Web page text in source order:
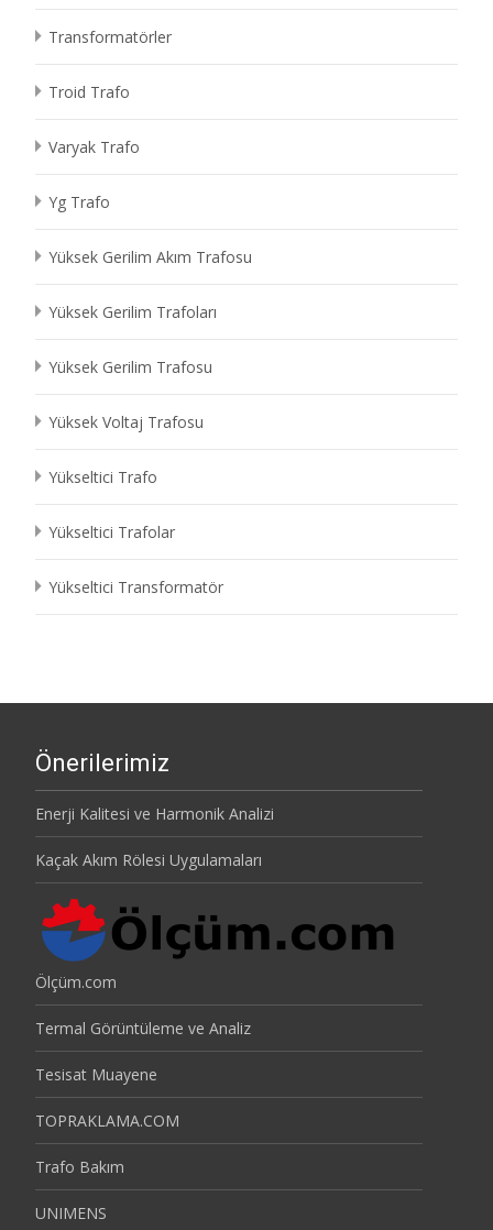
Transformatörler
Troid Trafo
Varyak Trafo
Yg Trafo
Yüksek Gerilim Akım Trafosu
Yüksek Gerilim Trafoları
Yüksek Gerilim Trafosu
Yüksek Voltaj Trafosu
Yükseltici Trafo
Yükseltici Trafolar
Yükseltici Transformatör
Önerilerimiz
Enerji Kalitesi ve Harmonik Analizi
Kaçak Akım Rölesi Uygulamaları
Ölçüm.com
Termal Görüntüleme ve Analiz
Tesisat Muayene
TOPRAKLAMA.COM
Trafo Bakım
UNIMENS